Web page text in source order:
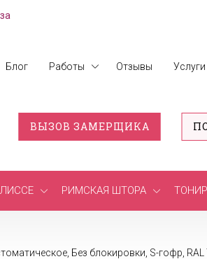
Блог Работы Отзывы Услуги
ВЫЗОВ ЗАМЕРЩИКА
РИМСКАЯ ШТОРА
Без блокировки, S-гофр, RAL